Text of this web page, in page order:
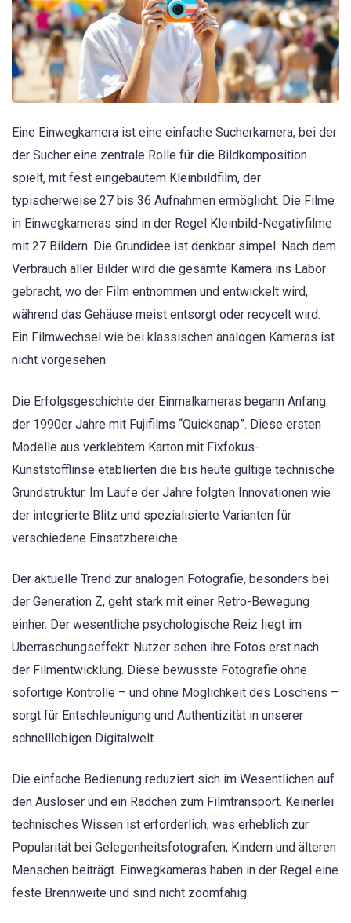
Eine Einwegkamera ist eine einfache Sucherkamera, bei der
der Sucher eine zentrale Rolle für die Bildkomposition
spielt, mit fest eingebautem Kleinbildfilm, der
typischerweise 27 bis 36 Aufnahmen ermöglicht. Die Filme
in Einwegkameras sind in der Regel Kleinbild-Negativfilme
mit 27 Bildern. Die Grundidee ist denkbar simpel: Nach dem
Verbrauch aller Bilder wird die gesamte Kamera ins Labor
gebracht, wo der Film entnommen und entwickelt wird,
während das Gehäuse meist entsorgt oder recycelt wird.
Ein Filmwechsel wie bei klassischen analogen Kameras ist
nicht vorgesehen.
Die Erfolgsgeschichte der Einmalkameras begann Anfang
der 1990er Jahre mit Fujifilms “Quicksnap”. Diese ersten
Modelle aus verklebtem Karton mit Fixfokus-
Kunststofflinse etablierten die bis heute gültige technische
Grundstruktur. Im Laufe der Jahre folgten Innovationen wie
der integrierte Blitz und spezialisierte Varianten für
verschiedene Einsatzbereiche.
Der aktuelle Trend zur analogen Fotografie, besonders bei
der Generation Z, geht stark mit einer Retro-Bewegung
einher. Der wesentliche psychologische Reiz liegt im
Überraschungseffekt: Nutzer sehen ihre Fotos erst nach
der Filmentwicklung. Diese bewusste Fotografie ohne
sofortige Kontrolle – und ohne Möglichkeit des Löschens –
sorgt für Entschleunigung und Authentizität in unserer
schnelllebigen Digitalwelt.
Die einfache Bedienung reduziert sich im Wesentlichen auf
den Auslöser und ein Rädchen zum Filmtransport. Keinerlei
technisches Wissen ist erforderlich, was erheblich zur
Popularität bei Gelegenheitsfotografen, Kindern und älteren
Menschen beiträgt. Einwegkameras haben in der Regel eine
feste Brennweite und sind nicht zoomfähig.